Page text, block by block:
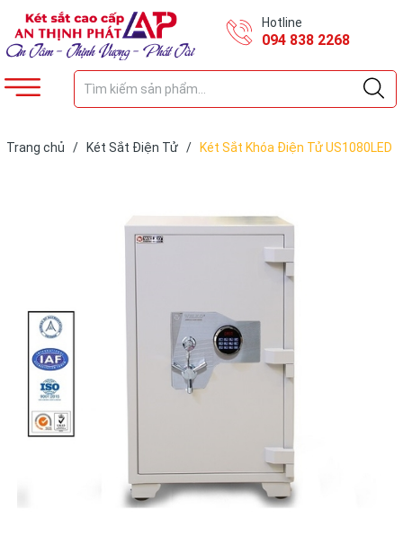
Hotline
094 838 2268
Trang chủ / Két Sắt Điện Tử /
Két Sắt Khóa Điện Tử US1080LED